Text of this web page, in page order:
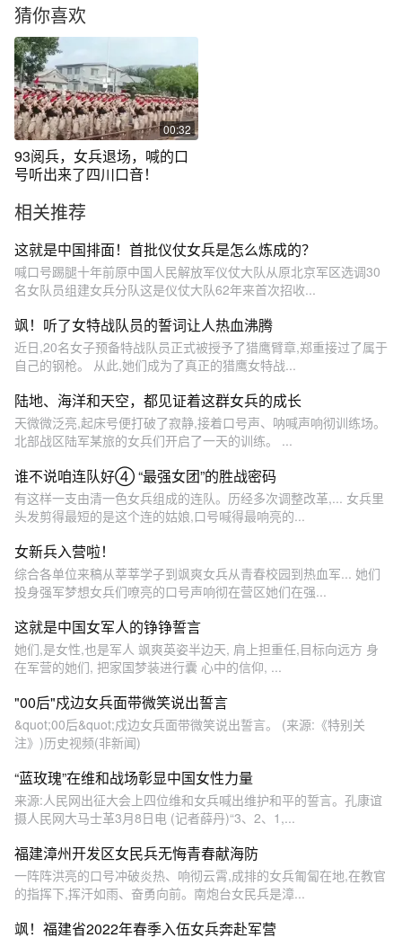
猜你喜欢
00:32
93阅兵，女兵退场，喊的口
号听出来了四川口音！
相关推荐
这就是中国排面！首批仪仗女兵是怎么炼成的？
喊口号踢腿十年前原中国人民解放军仪仗大队从原北京军区选调30
名女队员组建女兵分队这是仪仗大队62年来首次招收...
飒！听了女特战队员的誓词让人热血沸腾
近日,20名女子预备特战队员正式被授予了猎鹰臂章,郑重接过了属于
自己的钢枪。 从此,她们成为了真正的猎鹰女特战...
陆地、海洋和天空，都见证着这群女兵的成长
天微微泛亮,起床号便打破了寂静,接着口号声、呐喊声响彻训练场。
北部战区陆军某旅的女兵们开启了一天的训练。 ...
谁不说咱连队好④ “最强女团”的胜战密码
有这样一支由清一色女兵组成的连队。历经多次调整改革,... 女兵里
头发剪得最短的是这个连的姑娘,口号喊得最响亮的...
女新兵入营啦！
综合各单位来稿从莘莘学子到飒爽女兵从青春校园到热血军... 她们
投身强军梦想女兵们嘹亮的口号声响彻在营区她们在强...
这就是中国女军人的铮铮誓言
她们,是女性,也是军人 飒爽英姿半边天, 肩上担重任,目标向远方 身
在军营的她们, 把家国梦装进行囊 心中的信仰, ...
"00后"戍边女兵面带微笑说出誓言
&quot;00后&quot;戍边女兵面带微笑说出誓言。 (来源:《特别关
注》)历史视频(非新闻)
“蓝玫瑰”在维和战场彰显中国女性力量
来源:人民网出征大会上四位维和女兵喊出维护和平的誓言。孔康谊
摄人民网大马士革3月8日电 (记者薛丹)“3、2、1,...
福建漳州开发区女民兵无悔青春献海防
一阵阵洪亮的口号冲破炎热、响彻云霄,成排的女兵匍匐在地,在教官
的指挥下,挥汗如雨、奋勇向前。南炮台女民兵是漳...
飒！福建省2022年春季入伍女兵奔赴军营